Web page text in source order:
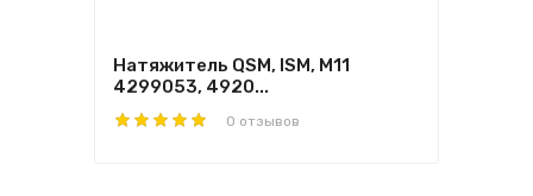
Натяжитель QSM, ISM, M11
4299053, 4920...
0 отзывов